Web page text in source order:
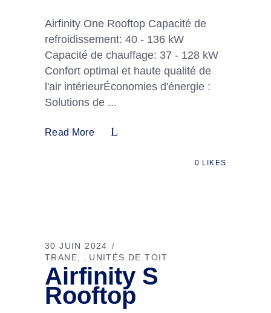
Airfinity One Rooftop Capacité de
refroidissement: 40 - 136 kW
Capacité de chauffage: 37 - 128 kW
Confort optimal et haute qualité de
l'air intérieurÉconomies d'énergie :
Solutions de
Read More
0 LIKES
30 JUIN 2024
TRANE
UNITÉS DE TOIT
Airfinity S
Rooftop